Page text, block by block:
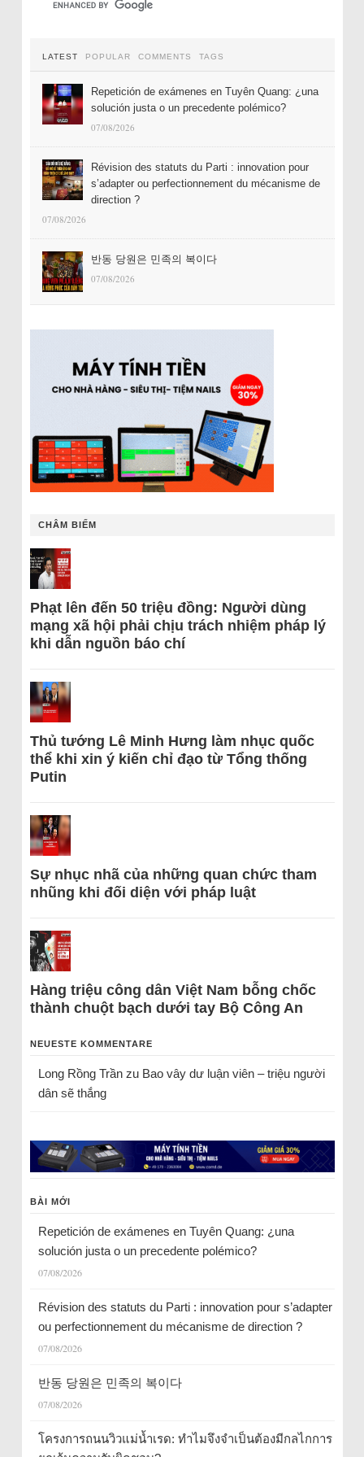
LATEST POPULAR COMMENTS TAGS
Repetición de exámenes en Tuyên Quang: ¿una
solución justa o un precedente polémico?
07/08/2026
Révision des statuts du Parti : innovation pour
s’adapter ou perfectionnement du mécanisme de
direction ?
07/08/2026
반동 당원은 민족의 복이다
07/08/2026
CHÂM BIẾM
Phạt lên đến 50 triệu đồng: Người dùng
mạng xã hội phải chịu trách nhiệm pháp lý
khi dẫn nguồn báo chí
Thủ tướng Lê Minh Hưng làm nhục quốc
thể khi xin ý kiến chỉ đạo từ Tổng thống
Putin
Sự nhục nhã của những quan chức tham
nhũng khi đối diện với pháp luật
Hàng triệu công dân Việt Nam bỗng chốc
thành chuột bạch dưới tay Bộ Công An
NEUESTE KOMMENTARE
Long Rồng Trầnzu Bao vây dư luận viên – triệu người
dân sẽ thắng
BÀI MỚI
Repetición de exámenes en Tuyên Quang: ¿una
solución justa o un precedente polémico?
07/08/2026
Révision des statuts du Parti : innovation pour s’adapter
ou perfectionnement du mécanisme de direction ?
07/08/2026
반동 당원은 민족의 복이다
07/08/2026
โครงการถนนวิวแม่น้ำเรด: ทำไมจึงจำเป็นต้องมีกลไกการ